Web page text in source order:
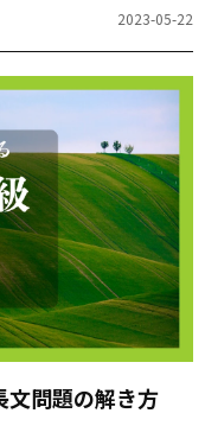
2023-05-22
文問題の解き方